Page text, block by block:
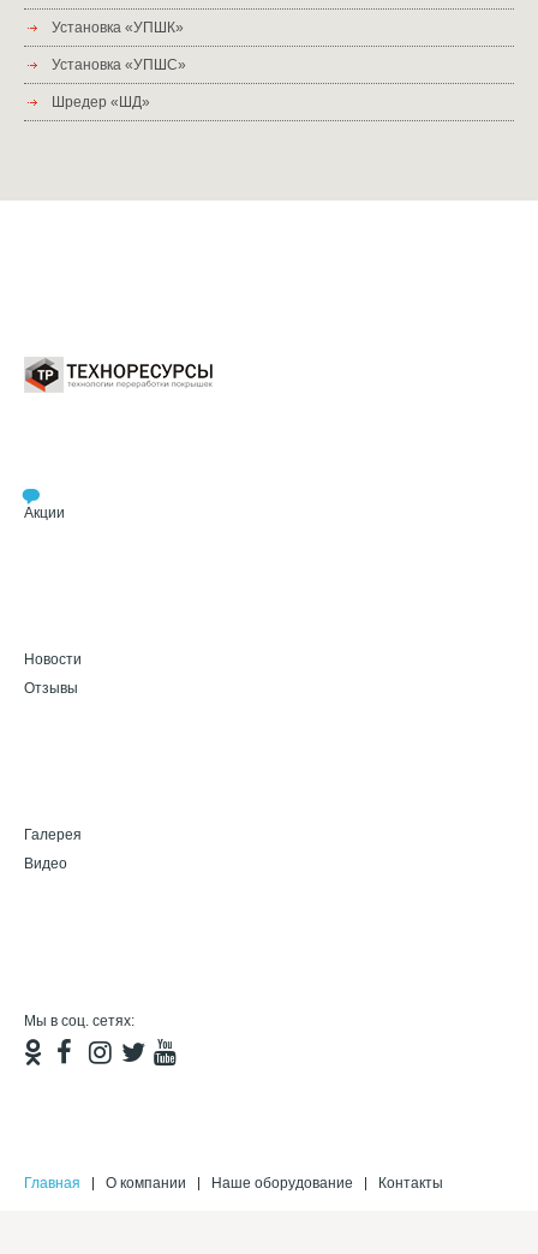
Установка «УПШК»
Установка «УПШС»
Шредер «ШД»
Акции
Новости
Отзывы
Галерея
Видео
Мы в соц. сетях:
Главная О компании Наше оборудование Контакты